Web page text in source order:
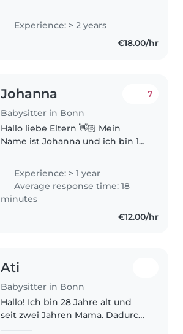
und liebevolle Babysitterin. Ich
habe Erfahrung mit Kindern aus
Experience: > 2 years
€18.00/hr
Johanna
Babysitter in Bonn
7
Hallo liebe Eltern 👋🏻 Mein
Name ist Johanna und ich bin 17
verantwortungsbewusste und
fürsorgliche Babysitterin biete
ich Ihnen kompetente
Betreuung für Ihre Kinder im..
Experience: > 1 year
Average response time: 18
minutes
€12.00/hr
Ati
Babysitter in Bonn
Hallo! Ich bin 28 Jahre alt und
seit zwei Jahren Mama. Dadurch